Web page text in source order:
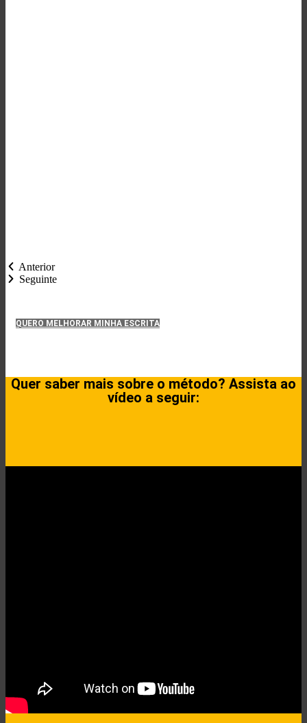
Anterior
Seguinte
QUERO MELHORAR MINHA ESCRITA
Quer saber mais sobre o método? Assista ao
vídeo a seguir: